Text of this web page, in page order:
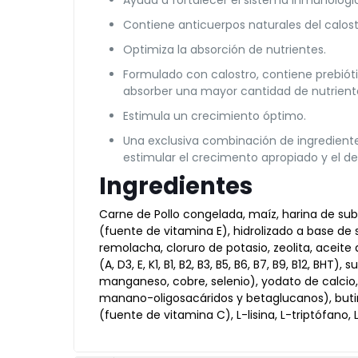
Contiene anticuerpos naturales del
Optimiza la absorción de nutrientes.
Formulado con calostro, contiene
absorber una mayor cantidad de
Estimula un crecimiento óptimo.
Una exclusiva combinación de
estimular el crecimento apropiado y el
Ingredientes
Carne de Pollo congelada, maíz, harina de
(fuente de vitamina E), hidrolizado a base
remolacha, cloruro de potasio, zeolita,
(A, D3, E, K1, B1, B2, B3, B5, B6, B7, B9, B12,
manganeso, cobre, selenio), yodato de
manano-oligosacáridos y betaglucanos),
(fuente de vitamina C), L-lisina, L-triptófano,